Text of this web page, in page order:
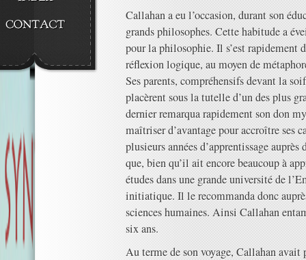
Callahan a eu l’occasion, durant son
grands philosophes. Cette habitude a
pour la philosophie. Il s’est rapidement
réflexion logique, au moyen de
Ses parents, compréhensifs devant la
placèrent sous la tutelle d’un des plus
dernier remarqua rapidement son don
maîtriser d’avantage pour accroître ses
plusieurs années d’apprentissage
que, bien qu’il ait encore beaucoup à
études dans une grande université de
initiatique. Il le recommanda donc
sciences humaines. Ainsi Callahan
six ans.
Au terme de son voyage, Callahan avait